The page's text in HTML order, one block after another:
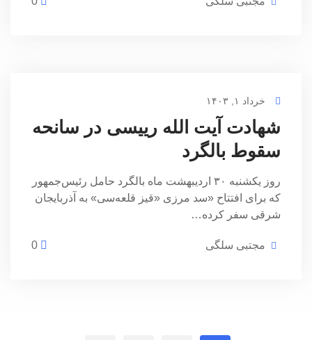
خرداد ۱, ۱۴۰۳
شهادت آیت الله رییسی در سانحه
سقوط بالگرد
روز یکشنبه ۳۰ اردیبهشت ماه بالگرد حامل رئیس‌جمهور
که برای افتتاح «سد مرزی «قیز قلعه‌سی» به آذربایجان
شرقی سفر کرده…
مجتبی سلگی